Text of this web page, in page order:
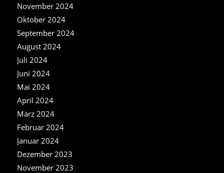
November 2024
Oktober 2024
September 2024
August 2024
Juli 2024
Juni 2024
Mai 2024
April 2024
März 2024
Februar 2024
Januar 2024
Dezember 2023
November 2023